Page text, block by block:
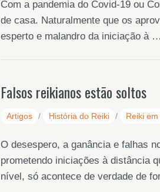
Com a pandemia do Covid-19 ou
de casa. Naturalmente que os
esperto e malandro da iniciação à …
Falsos reikianos estão soltos
Artigos / História do Reiki / Reiki
O desespero, a ganância e falhas
prometendo iniciações à distância
nível, só acontece de verdade de